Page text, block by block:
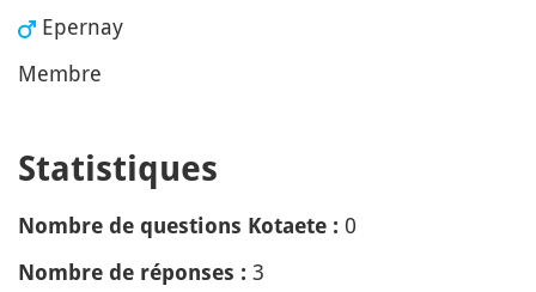
Epernay
Membre
Statistiques
Nombre de questions Kotaete : 0
Nombre de réponses : 3